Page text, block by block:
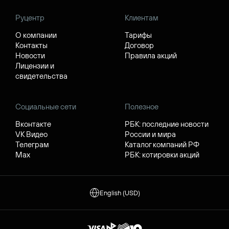
Руцентр
О компании
Контакты
Новости
Лицензии и
свидетельства
Клиентам
Тарифы
Договор
Правила акций
Социальные сети
Вконтакте
VK Видео
Телеграм
Max
Полезное
РБК: последние новости
России и мира
Каталог компаний РФ
РБК: котировки акций
English (USD)